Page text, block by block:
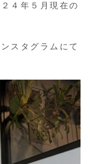
４年５月現在の
スタグラムにて